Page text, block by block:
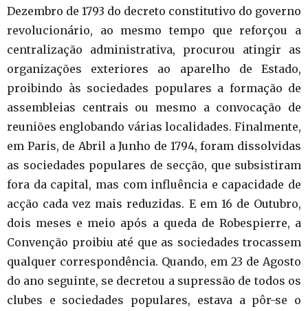
Dezembro de 1793 do decreto constitutivo do governo
revolucionário, ao mesmo tempo que reforçou a
centralização administrativa, procurou atingir as
organizações exteriores ao aparelho de Estado,
proibindo às sociedades populares a formação de
assembleias centrais ou mesmo a convocação de
reuniões englobando várias localidades. Finalmente,
em Paris, de Abril a Junho de 1794, foram dissolvidas
as sociedades populares de secção, que subsistiram
fora da capital, mas com influência e capacidade de
acção cada vez mais reduzidas. E em 16 de Outubro,
dois meses e meio após a queda de Robespierre, a
Convenção proibiu até que as sociedades trocassem
qualquer correspondência. Quando, em 23 de Agosto
do ano seguinte, se decretou a supressão de todos os
clubes e sociedades populares, estava a pôr-se o